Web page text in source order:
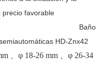
precio favorable
HD-Znx42
、φ 18-26 mm 、φ 26-34